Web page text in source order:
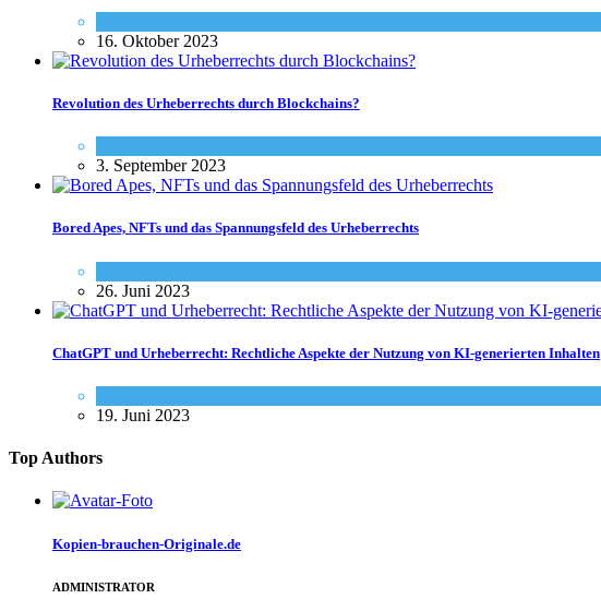
16. Oktober 2023
Revolution des Urheberrechts durch Blockchains?
3. September 2023
Bored Apes, NFTs und das Spannungsfeld des Urheberrechts
26. Juni 2023
ChatGPT und Urheberrecht: Rechtliche Aspekte der Nutzung von KI-generierten Inhalten
19. Juni 2023
Top Authors
Kopien-brauchen-Originale.de
ADMINISTRATOR